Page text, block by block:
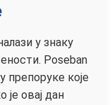
у знаку
Poseban
препоруке које
овај дан